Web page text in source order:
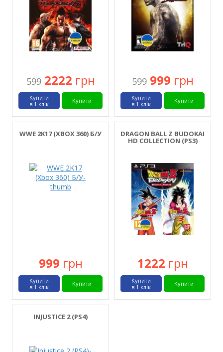
599 2222 грн
Купити
Купити
в 1 клік
599 999 грн
Купити
Купити
в 1 клік
WWE 2K17 (XBOX 360) Б/У
999 грн
Купити
Купити
в 1 клік
DRAGON BALL Z BUDOKAI
HD COLLECTION (PS3)
1222 грн
Купити
Купити
в 1 клік
INJUSTICE 2 (PS4)